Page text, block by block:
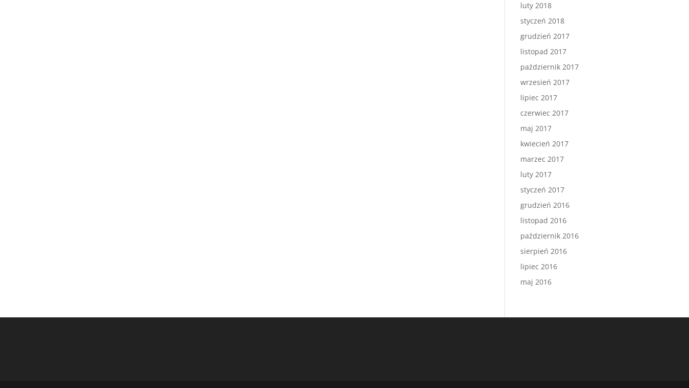
luty 2018
styczeń 2018
grudzień 2017
listopad 2017
październik 2017
wrzesień 2017
lipiec 2017
czerwiec 2017
maj 2017
kwiecień 2017
marzec 2017
luty 2017
styczeń 2017
grudzień 2016
listopad 2016
październik 2016
sierpień 2016
lipiec 2016
maj 2016